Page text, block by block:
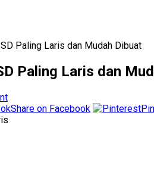
Paling Laris dan Mudah Dibuat
Paling Laris dan
Share on Facebook